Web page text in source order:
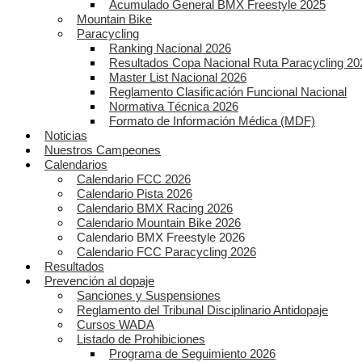
Acumulado General BMX Freestyle 2025
Mountain Bike
Paracycling
Ranking Nacional 2026
Resultados Copa Nacional Ruta Paracycling
Master List Nacional 2026
Reglamento Clasificación Funcional Nacional
Normativa Técnica 2026
Formato de Información Médica (MDF)
Noticias
Nuestros Campeones
Calendarios
Calendario FCC 2026
Calendario Pista 2026
Calendario BMX Racing 2026
Calendario Mountain Bike 2026
Calendario BMX Freestyle 2026
Calendario FCC Paracycling 2026
Resultados
Prevención al dopaje
Sanciones y Suspensiones
Reglamento del Tribunal Disciplinario Antidopaje
Cursos WADA
Listado de Prohibiciones
Programa de Seguimiento 2026